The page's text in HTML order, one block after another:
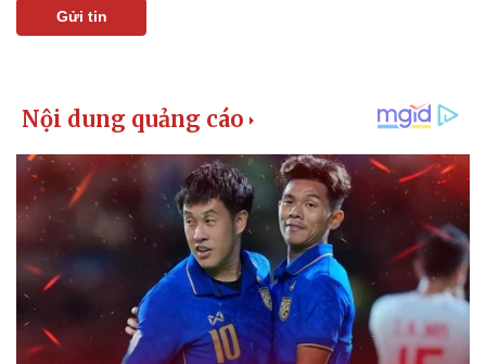
Kinh tế
Bất động sản
Khởi nghiệp
Giá vàng
Tiêu dùng
Tỷ giá
Chứng khoán
Giá cà phê
Gửi tin